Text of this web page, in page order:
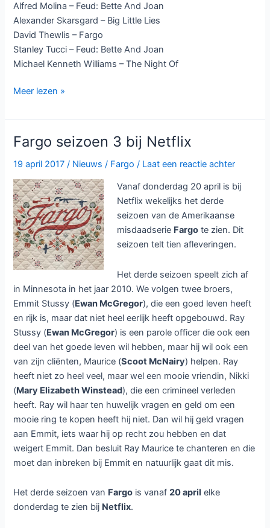
Alfred Molina – Feud: Bette And Joan
Alexander Skarsgard – Big Little Lies
David Thewlis – Fargo
Stanley Tucci – Feud: Bette And Joan
Michael Kenneth Williams – The Night Of
Emmy
2017
bekend:
Westworld
aan
kop
Meer lezen »
Fargo seizoen 3 bij Netflix
19 april 2017/ Nieuws / Fargo / Laat een reactie achter
Vanaf donderdag 20 april is bij
Netflix wekelijks het derde
seizoen van de Amerikaanse
misdaadserie Fargo te zien. Dit
seizoen telt tien afleveringen.
Het derde seizoen speelt zich af
in Minnesota in het jaar 2010. We volgen twee broers,
Emmit Stussy (Ewan McGregor), die een goed leven heeft
en rijk is, maar dat niet heel eerlijk heeft opgebouwd. Ray
Stussy (Ewan McGregor) is een parole officer die ook een
deel van het goede leven wil hebben, maar hij wil ook een
van zijn cliënten, Maurice (Scoot McNairy) helpen. Ray
heeft niet zo heel veel, maar wel een mooie vriendin, Nikki
(Mary Elizabeth Winstead), die een crimineel verleden
heeft. Ray wil haar ten huwelijk vragen en geld om een
mooie ring te kopen heeft hij niet. Dan wil hij geld vragen
aan Emmit, iets waar hij op recht zou hebben en dat
weigert Emmit. Dan besluit Ray Maurice te chanteren en die
moet dan inbreken bij Emmit en natuurlijk gaat dit mis.
Het derde seizoen van Fargo is vanaf20 april elke
donderdag te zien bij Netflix.